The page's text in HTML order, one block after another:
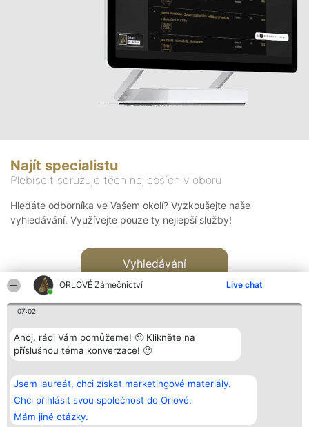
ORLOVÉ Zámečnictví Live chat
07:02
Ahoj, rádi Vám pomůžeme! 🙂 Klikněte na
příslušnou téma konverzace! 🙂
Jsem laureát, chci získat marketingové materiály.
Chci přihlásit svou společnost do Orlové.
Mám jiné otázky.
Najít specialistu
Plebiscit sdružuje těch nejlepších v oboru
Hledáte odborníka ve Vašem okolí? Vyzkoušejte naše
vyhledávání. Využívejte pouze ty nejlepší služby!
Vyhledávání
Bright Side Solutions sp. z o.
o. sp. k.
ul. Ruska 22
Wrocław 50-079
KRS 0000749100 | Regon
Vítězové
Seznam všech
laureátů
Zásady
Kontakt